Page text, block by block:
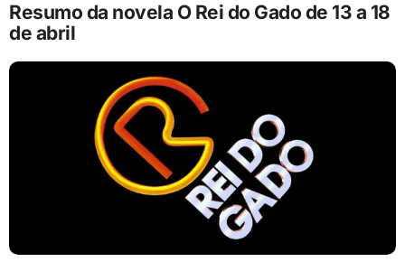
Resumo da novela O Rei do Gado de 13 a 18
de abril